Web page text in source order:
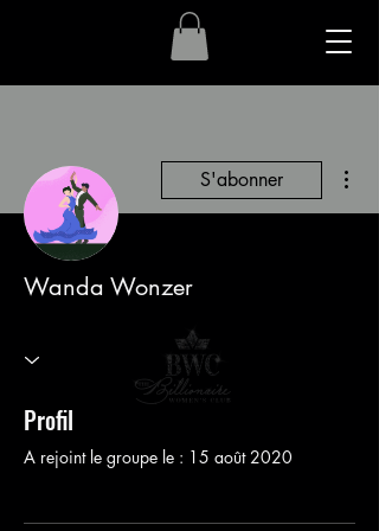
S'abonner
Wanda Wonzer
Profil
A rejoint le groupe le : 15 août 2020